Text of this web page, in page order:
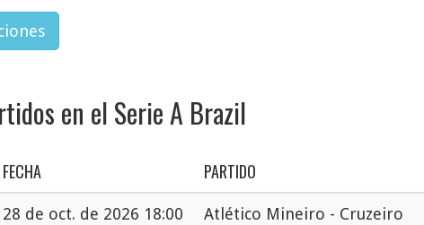
en el Serie A Brazil
FECHA PARTIDO
28 de oct. de 2026 18:00 Atlético Mineiro - Cruzeiro